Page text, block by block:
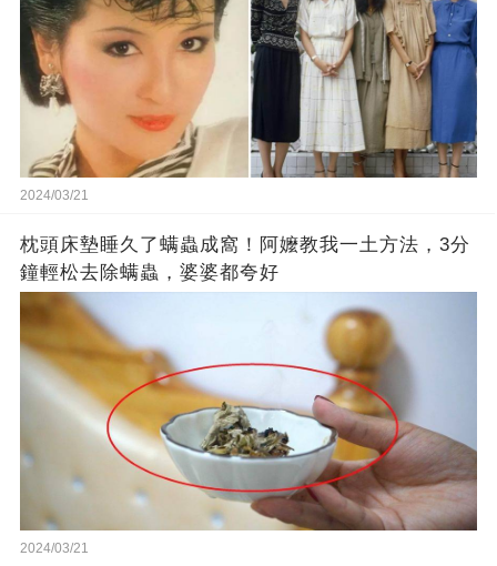
2024/03/21
枕頭床墊睡久了螨蟲成窩！阿嬤教我一土方法，3分
鐘輕松去除螨蟲，婆婆都夸好
2024/03/21